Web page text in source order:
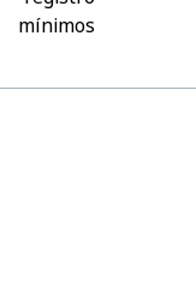
mínimos